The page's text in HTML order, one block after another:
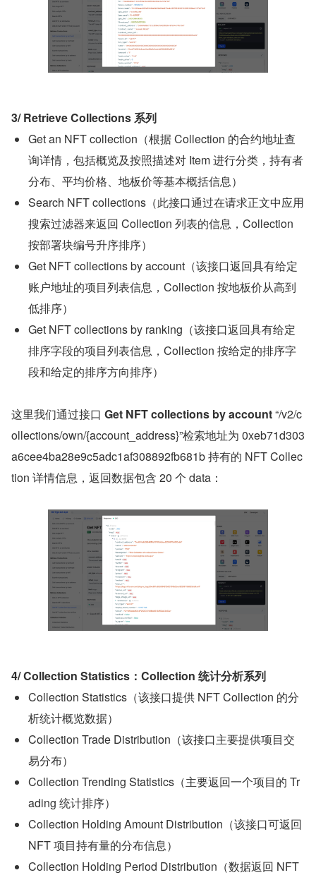
3/ Retrieve Collections 系列
Get an NFT collection（根据 Collection 的合约地址查
询详情，包括概览及按照描述对 Item 进行分类，持有者
分布、平均价格、地板价等基本概括信息）
Search NFT collections（此接口通过在请求正文中应用
搜索过滤器来返回 Collection 列表的信息，Collection
按部署块编号升序排序）
Get NFT collections by account（该接口返回具有给定
账户地址的项目列表信息，Collection 按地板价从高到
低排序）
Get NFT collections by ranking（该接口返回具有给定
排序字段的项目列表信息，Collection 按给定的排序字
段和给定的排序方向排序）
这里我们通过接口 Get NFT collections by account “/v2/c
ollections/own/{account_address}”检索地址为 0xeb71d303
a6cee4ba28e9c5adc1af308892fb681b 持有的 NFT Collec
tion 详情信息，返回数据包含 20 个 data：
4/ Collection Statistics：Collection 统计分析系列
Collection Statistics（该接口提供 NFT Collection 的分
析统计概览数据）
Collection Trade Distribution（该接口主要提供项目交
易分布）
Collection Trending Statistics（主要返回一个项目的 Tr
ading 统计排序）
Collection Holding Amount Distribution（该接口可返回
NFT 项目持有量的分布信息）
Collection Holding Period Distribution（数据返回 NFT